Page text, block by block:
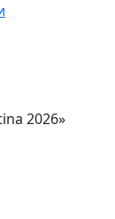
2026»